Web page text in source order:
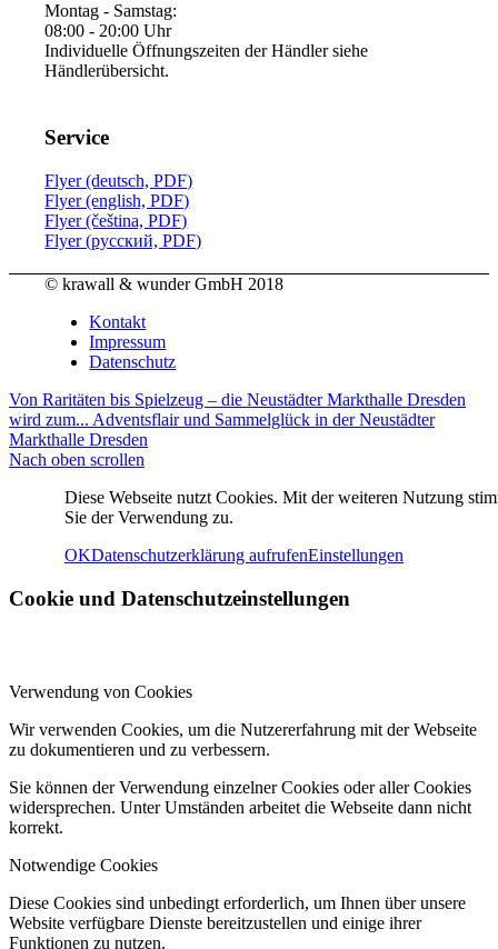
Montag - Samstag:
08:00 - 20:00 Uhr
Individuelle Öffnungszeiten der Händler siehe
Händlerübersicht.
Service
Flyer (deutsch, PDF)
Flyer (english, PDF)
Flyer (čeština, PDF)
Flyer (русский, PDF)
© krawall & wunder GmbH 2018
Kontakt
Impressum
Datenschutz
Von Raritäten bis Spielzeug – die Neustädter Markthalle Dresden
wird zum... Adventsflair und Sammelglück in der Neustädter
Markthalle Dresden
Nach oben scrollen
Diese Webseite nutzt Cookies. Mit der weiteren Nutzung
Sie der Verwendung zu.
OKDatenschutzerklärung aufrufenEinstellungen
Cookie und Datenschutzeinstellungen
Verwendung von Cookies
Wir verwenden Cookies, um die Nutzererfahrung mit der Webseite
zu dokumentieren und zu verbessern.
Sie können der Verwendung einzelner Cookies oder aller Cookies
widersprechen. Unter Umständen arbeitet die Webseite dann nicht
korrekt.
Notwendige Cookies
Diese Cookies sind unbedingt erforderlich, um Ihnen über unsere
Website verfügbare Dienste bereitzustellen und einige ihrer
Funktionen zu nutzen.